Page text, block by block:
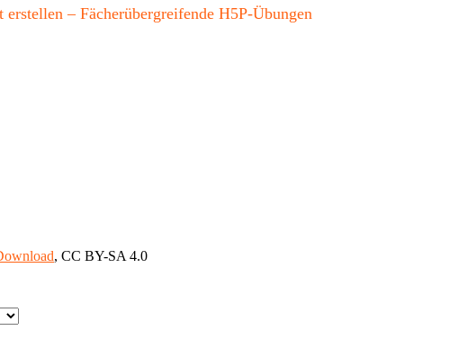
– Fächerübergreifende H5P-Übungen
, CC BY-SA 4.0